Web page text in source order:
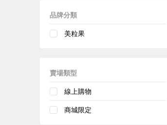
品牌分類
美粒果
賣場類型
線上購物
商城限定